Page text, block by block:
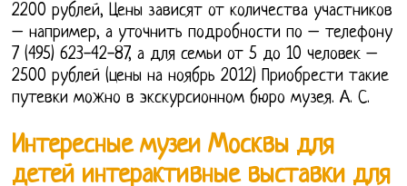
2200 рублей, Цены зависят от количества участников
– например, а уточнить подробности по – телефону
7 (495) 623-42-87, а для семьи от 5 до 10 человек –
2500 рублей (цены на ноябрь 2012) Приобрести такие
путевки можно в экскурсионном бюро музея. А. С.
Интересные музеи Москвы для
детей интерактивные выставки для